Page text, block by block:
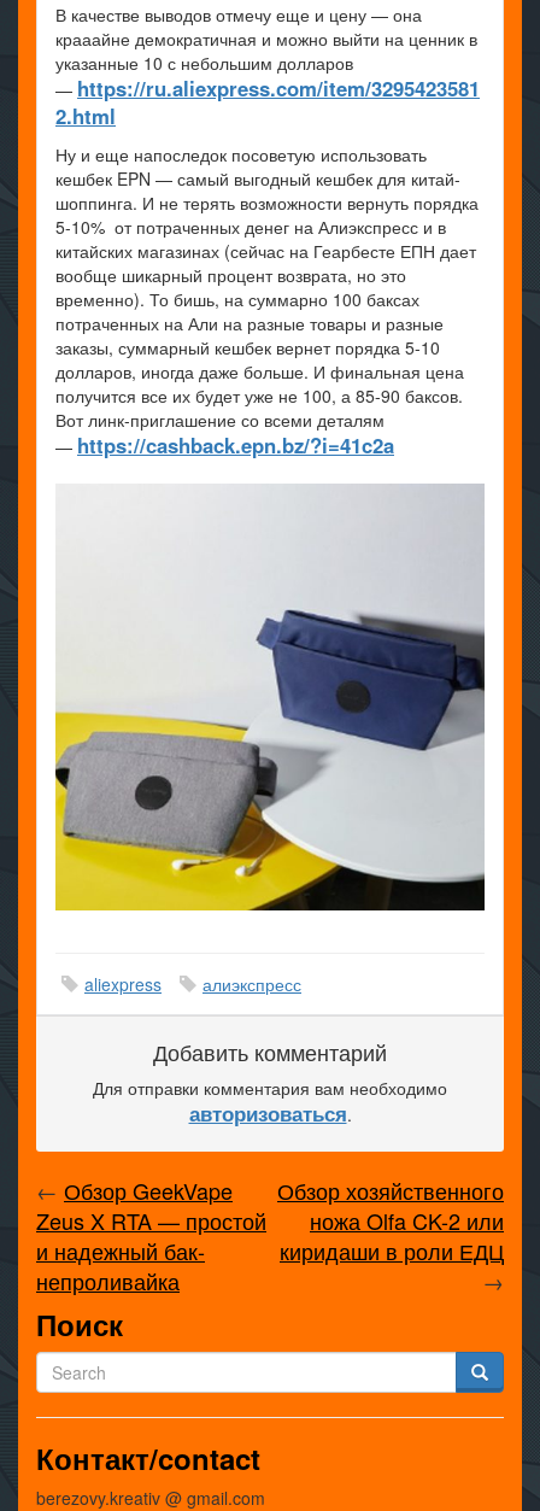
В качестве выводов отмечу еще и цену — она
крааайне демократичная и можно выйти на ценник в
указанные 10 с небольшим долларов
— https://ru.aliexpress.com/item/3295423581
2.html
Ну и еще напоследок посоветую использовать
кешбек EPN — самый выгодный кешбек для китай-
шоппинга. И не терять возможности вернуть порядка
5-10% от потраченных денег на Алиэкспресс и в
китайских магазинах (сейчас на Геарбесте ЕПН дает
вообще шикарный процент возврата, но это
временно). То бишь, на суммарно 100 баксах
потраченных на Али на разные товары и разные
заказы, суммарный кешбек вернет порядка 5-10
долларов, иногда даже больше. И финальная цена
получится все их будет уже не 100, а 85-90 баксов.
Вот линк-приглашение со всеми деталям
— https://cashback.epn.bz/?i=41c2a
aliexpress алиэкспресс
Добавить комментарий
Для отправки комментария вам необходимо
авторизоваться.
← Обзор GeekVape
Zeus X RTA — простой
и надежный бак-
непроливайка
Обзор хозяйственного
ножа Olfa CK-2 или
киридаши в роли ЕДЦ
→
Поиск
Контакт/contact
berezovy.kreativ @ gmail.com